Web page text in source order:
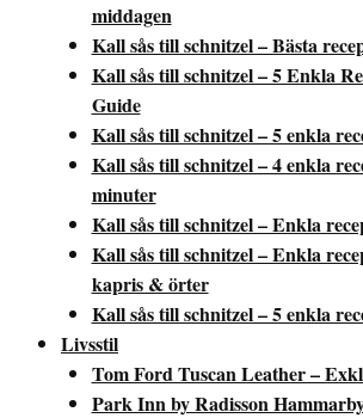
middagen
Kall sås till schnitzel – Bästa
Kall sås till schnitzel – 5 Enkla
Guide
Kall sås till schnitzel – 5 enkla
Kall sås till schnitzel – 4 enkla
minuter
Kall sås till schnitzel – Enkla
Kall sås till schnitzel – Enkla
kapris & örter
Kall sås till schnitzel – 5 enkla
Livsstil
Tom Ford Tuscan Leather –
Park Inn by Radisson